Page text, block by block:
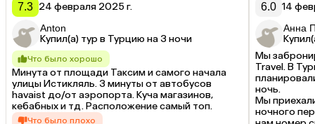
7.3 24 февраля 2025 г.
Anton
Купил(а) тур в Турцию на 3 ночи
Что было хорошо
Минута от площади Таксим и самого начала
улицы Истикляль. 3 минуты от автобусов
havaist до/от аэропорта. Куча магазинов,
кебабных и тд. Расположение самый топ.
Что было плохо
6.0 14
Анна
Мы
Travel. В
ночь.
Мы
ночного